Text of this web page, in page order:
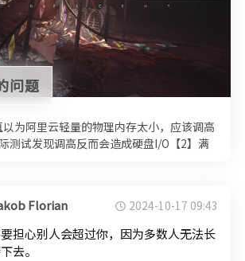
问题
以为阿里云轻量的物理内存太小，应该调高
测试发现调高反而会造成硬盘I/O【2】满
Florian 2024-10-17 09:43
担心别人会超过你，因为多数人无法长
去。